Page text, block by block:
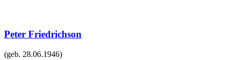
Peter Friedrichson
(geb. 28.06.1946)